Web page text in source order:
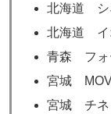
北海道 シ
北海道 イ
青森 フォ
宮城
宮城 チネ